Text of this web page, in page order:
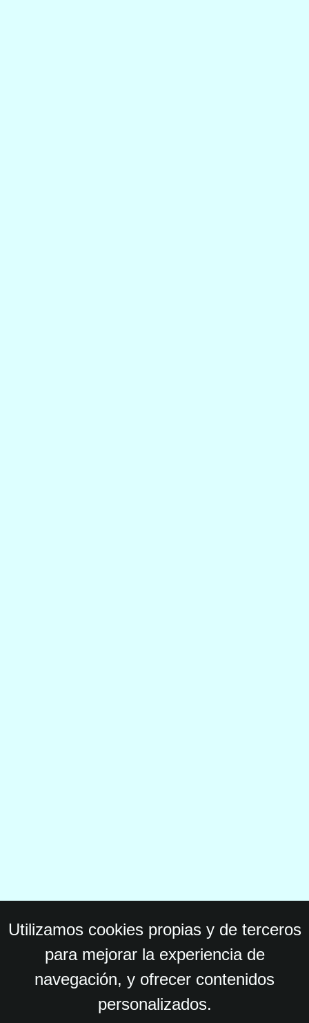
Utilizamos cookies propias y de terceros
para mejorar la experiencia de
navegación, y ofrecer contenidos
personalizados.